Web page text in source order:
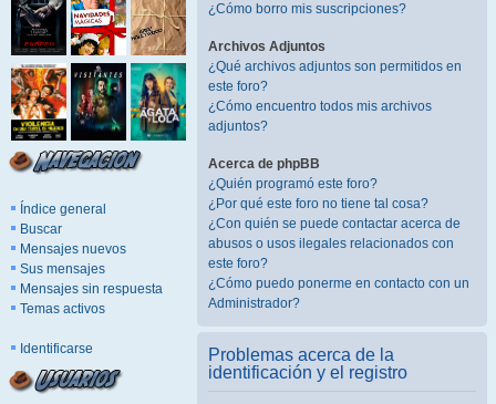
Índice general
Buscar
Mensajes nuevos
Sus mensajes
Mensajes sin respuesta
Temas activos
Identificarse
¿Cómo borro mis suscripciones?
Archivos Adjuntos
¿Qué archivos adjuntos son permitidos en
este foro?
¿Cómo encuentro todos mis archivos
adjuntos?
Acerca de phpBB
¿Quién programó este foro?
¿Por qué este foro no tiene tal cosa?
¿Con quién se puede contactar acerca de
abusos o usos ilegales relacionados con
este foro?
¿Cómo puedo ponerme en contacto con un
Administrador?
Problemas acerca de la
identificación y el registro